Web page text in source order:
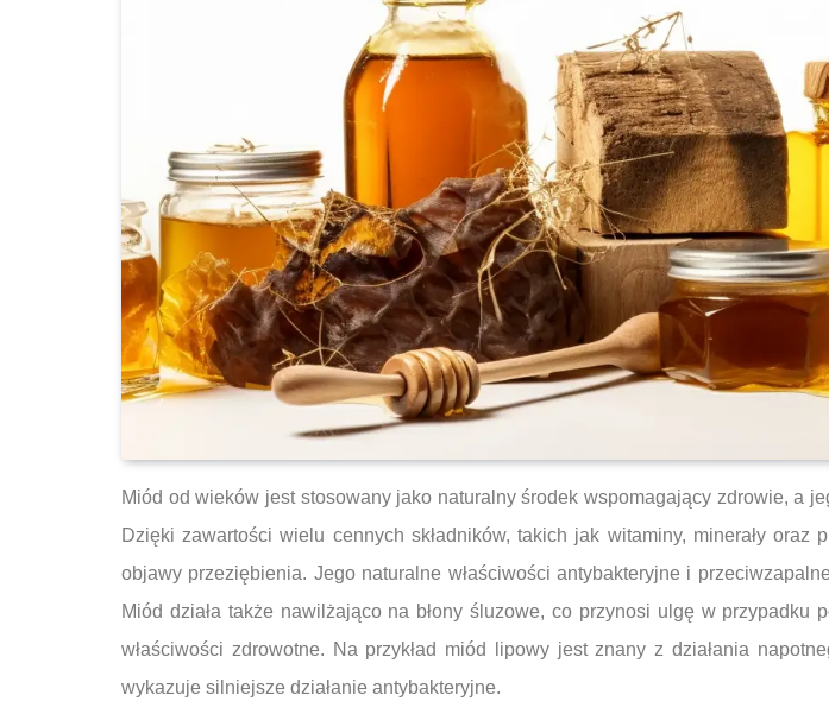
Miód od wieków jest stosowany jako naturalny środek wspomagający zdrowie, a
Dzięki zawartości wielu cennych składników, takich jak witaminy, minerały
objawy przeziębienia. Jego naturalne właściwości antybakteryjne i
Miód działa także nawilżająco na błony śluzowe, co przynosi ulgę w
właściwości zdrowotne. Na przykład miód lipowy jest znany z działania
wykazuje silniejsze działanie antybakteryjne.